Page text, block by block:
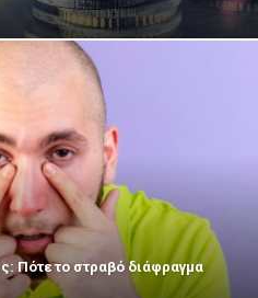
Πότε το στραβό διάφραγμα